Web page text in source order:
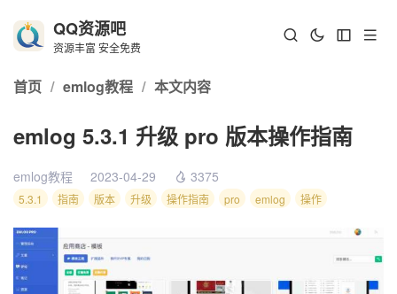
QQ资源吧
资源丰富 安全免费
首页 / emlog教程 / 本文内容
emlog 5.3.1 升级 pro 版本操作指南
emlog教程 2023-04-29 3375
5.3.1 指南 版本 升级 操作指南 pro emlog 操作